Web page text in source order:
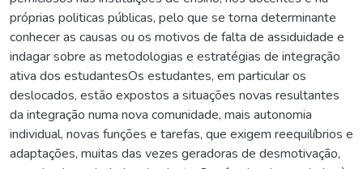
próprias politicas públicas, pelo que se torna determinante
conhecer as causas ou os motivos de falta de assiduidade e
indagar sobre as metodologias e estratégias de integração
ativa dos estudantesOs estudantes, em particular os
deslocados, estão expostos a situações novas resultantes
da integração numa nova comunidade, mais autonomia
individual, novas funções e tarefas, que exigem reequilíbrios e
adaptações, muitas das vezes geradoras de desmotivação,